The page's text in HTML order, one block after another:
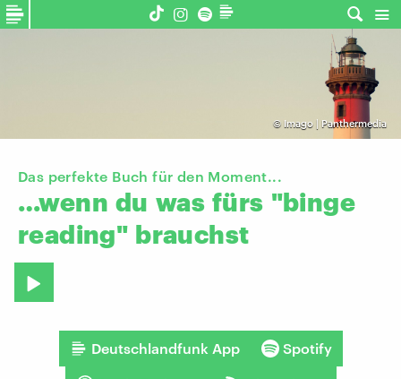
© Imago | Panthermedia
Das perfekte Buch für den Moment...
…wenn du was fürs "binge
reading" brauchst
Deutschlandfunk App Spotify